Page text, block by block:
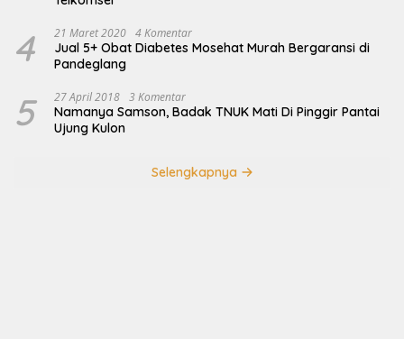
4 21 Maret 2020 4 Komentar
Jual 5+ Obat Diabetes Mosehat Murah Bergaransi di
Pandeglang
5 27 April 2018 3 Komentar
Namanya Samson, Badak TNUK Mati Di Pinggir Pantai
Ujung Kulon
Selengkapnya